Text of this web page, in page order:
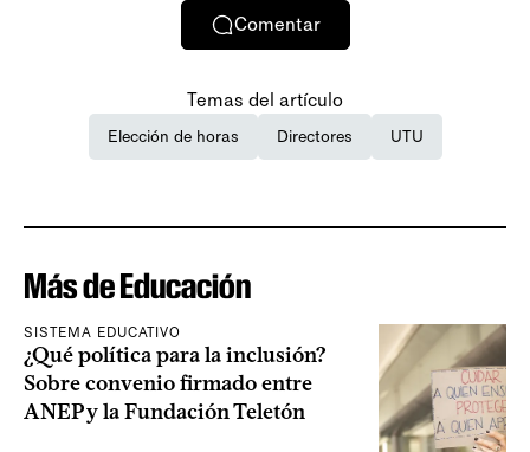
Comentar
Temas del artículo
Elección de horas Directores UTU
Más de Educación
SISTEMA EDUCATIVO
¿Qué política para la inclusión?
Sobre convenio firmado entre
ANEP y la Fundación Teletón